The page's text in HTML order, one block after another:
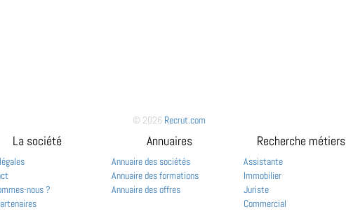
© 2026 Recrut.com
La société
nous ?
Annuaires
Annuaire des sociétés
Annuaire des formations
Annuaire des offres
Recherche métiers
Assistante
Immobilier
Juriste
Commercial